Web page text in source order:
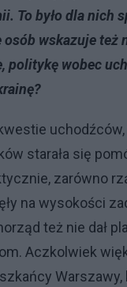
To było dla nich
osób wskazuje też
politykę wobec
starała się
zarówno
na wysokości
też nie dał
Aczkolwiek
Warszawy,